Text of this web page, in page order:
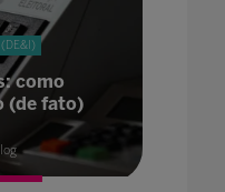
como
(de fato)